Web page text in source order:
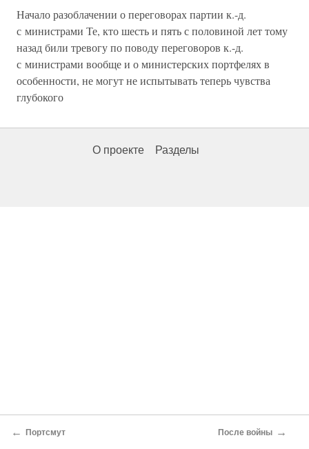
Начало разоблачении о переговорах партии к.-д.
с министрами Те, кто шесть и пять с половиной лет тому
назад били тревогу по поводу переговоров к.-д.
с министрами вообще и о министерских портфелях в
особенности, не могут не испытывать теперь чувства
глубокого
О проекте Разделы
← Портсмут После войны →